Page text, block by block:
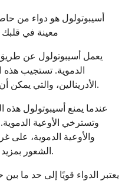
أسيبوتولول هو دواء من
معينة في قلبك
يعمل أسيبوتولول عن طريق
الدموية. تستجيب هذه
الأدرينالين، والتي يمكن أن تجعل قلبك ينبض بشكل أسرع وأقوى.
عندما يمنع أسيبوتولول
وتسترخي الأوعية
والأوعية الدموية، على
الشعور بمزيد من الاسترخاء خلال اللحظات العصيبة.
يعتبر الدواء قويًا إلى حد ما